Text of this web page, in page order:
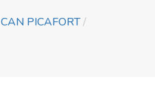
CAN PICAFORT/